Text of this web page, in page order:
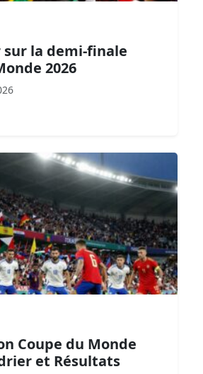
sur la demi-finale
2026
Coupe du Monde
et Résultats